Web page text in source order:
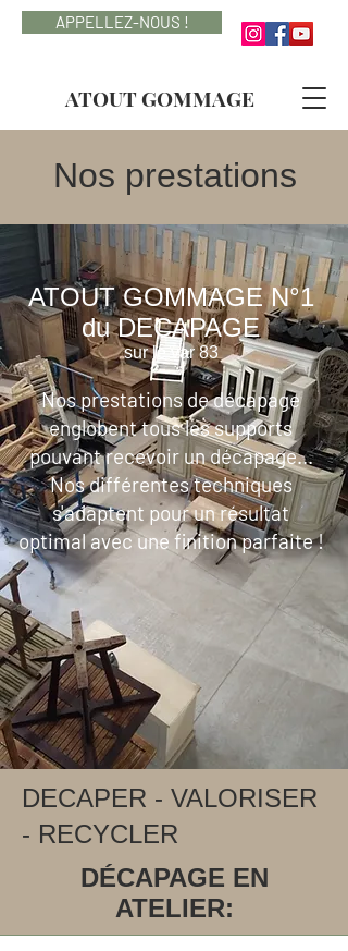
APPELLEZ-NOUS !
ATOUT GOMMAGE
Nos prestations
ATOUT GOMMAGE N°1
du DECAPAGE
sur le var 83
Nos prestations de décapage
englobent tous les supports
pouvant recevoir un décapage...
Nos différentes techniques
s'adaptent pour un résultat
optimal avec une finition parfaite !
DECAPER - VALORISER
- RECYCLER
DÉCAPAGE EN
ATELIER: